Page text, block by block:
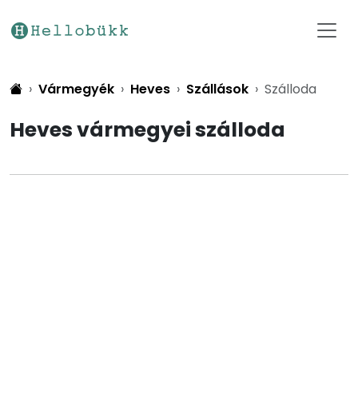
Vármegyék Heves Szállások Szálloda
Heves vármegyei szálloda